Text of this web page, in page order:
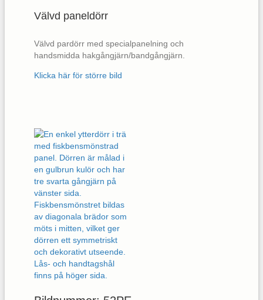
Välvd paneldörr
Välvd pardörr med specialpanelning och
handsmidda hakgångjärn/bandgångjärn.
Klicka här för större bild